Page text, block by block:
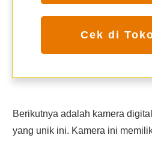
Cek di
Berikutnya adalah kamera
yang unik ini. Kamera ini